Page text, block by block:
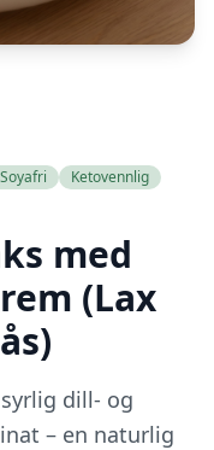
Soyafri
Ketovennlig
med
(Lax
dill- og
– en naturlig